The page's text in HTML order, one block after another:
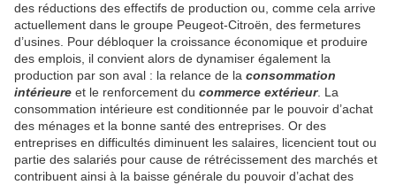
des réductions des effectifs de production ou, comme cela arrive
actuellement dans le groupe Peugeot-Citroën, des fermetures
d’usines. Pour débloquer la croissance économique et produire
des emplois, il convient alors de dynamiser également la
production par son aval : la relance de la consommation
intérieure et le renforcement du commerce extérieur. La
consommation intérieure est conditionnée par le pouvoir d’achat
des ménages et la bonne santé des entreprises. Or des
entreprises en difficultés diminuent les salaires, licencient tout ou
partie des salariés pour cause de rétrécissement des marchés et
contribuent ainsi à la baisse générale du pouvoir d’achat des